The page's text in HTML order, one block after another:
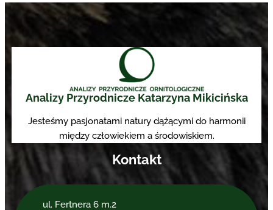
Analizy Przyrodnicze Katarzyna Mikicińska
Jesteśmy pasjonatami natury dążącymi do harmonii
między człowiekiem a środowiskiem.
Kontakt
ul. Fertnera 6 m.2